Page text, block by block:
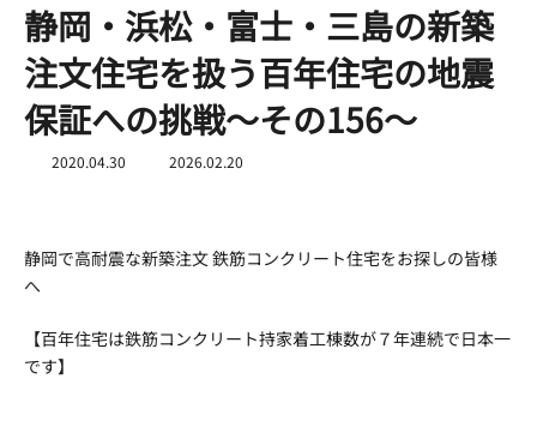
静岡・浜松・富士・三島の新築
注文住宅を扱う百年住宅の地震
保証への挑戦～その156～
2020.04.30
最
日
時
2026.02.20
静岡で高耐震な新築注文 鉄筋コンクリート住宅をお探しの皆様
へ
【百年住宅は鉄筋コンクリート持家着工棟数が７年連続で日本一
です】